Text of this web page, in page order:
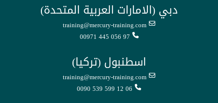
دبي (الامارات العربية المتحدة)
training@mercury-training.com
00971 445 056 97
اسطنبول (تركيا)
training@mercury-training.com
0090 539 599 12 06